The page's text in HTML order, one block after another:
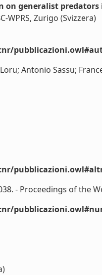
on generalist
WPRS, Zurigo (Svizzera)
Antonio Sassu;
- Proceedings of